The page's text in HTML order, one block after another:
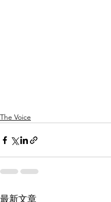
The Voice
最新文章